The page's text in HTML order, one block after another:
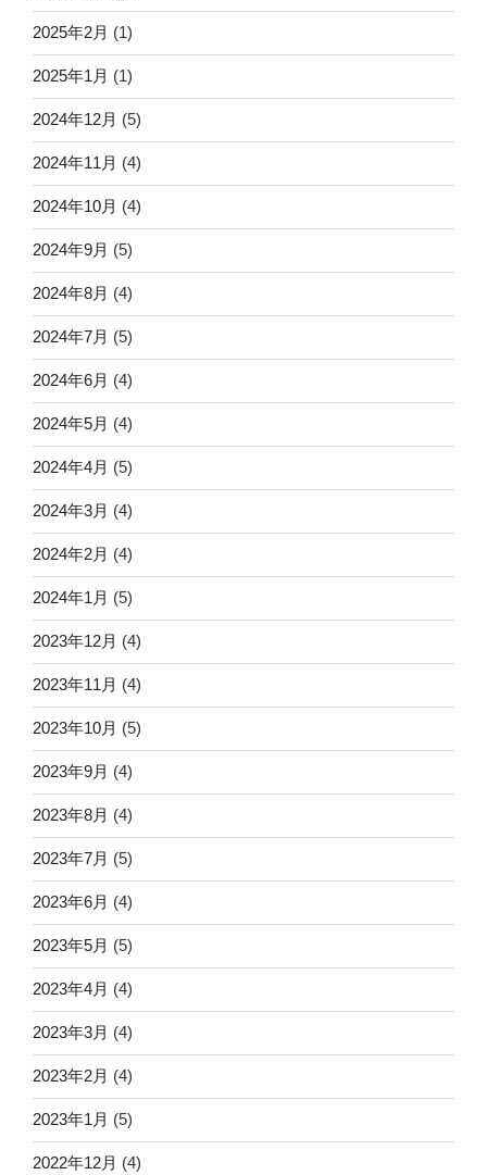
2025年2月 (1)
2025年1月 (1)
2024年12月 (5)
2024年11月 (4)
2024年10月 (4)
2024年9月 (5)
2024年8月 (4)
2024年7月 (5)
2024年6月 (4)
2024年5月 (4)
2024年4月 (5)
2024年3月 (4)
2024年2月 (4)
2024年1月 (5)
2023年12月 (4)
2023年11月 (4)
2023年10月 (5)
2023年9月 (4)
2023年8月 (4)
2023年7月 (5)
2023年6月 (4)
2023年5月 (5)
2023年4月 (4)
2023年3月 (4)
2023年2月 (4)
2023年1月 (5)
2022年12月 (4)